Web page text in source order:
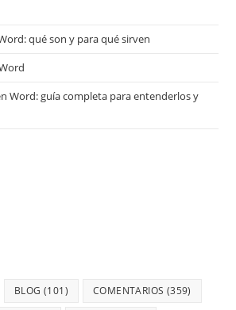
qué son y para qué sirven
Word: guía completa para entenderlos y
BLOG (101) COMENTARIOS (359)